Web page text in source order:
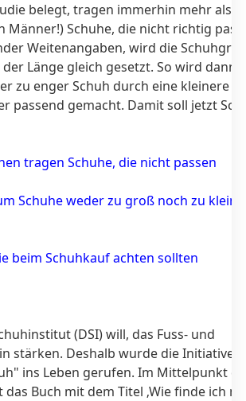
belegt, tragen immerhin mehr als
Männer!) Schuhe, die nicht richtig
Weitenangaben, wird die
Länge gleich gesetzt. So wird dann
zu enger Schuh durch eine kleinere
passend gemacht. Damit soll jetzt
tragen Schuhe, die nicht passen
Schuhe weder zu groß noch zu klein
beim Schuhkauf achten sollten
(DSI) will, das Fuss- und
stärken. Deshalb wurde die Initiative
ins Leben gerufen. Im Mittelpunkt
Buch mit dem Titel ‚Wie finde ich